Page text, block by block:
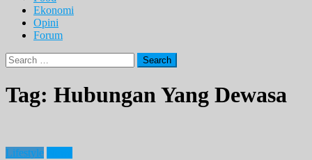
Ekonomi
Opini
Forum
Search
for:
Tag: Hubungan Yang Dewasa
Lifestyle